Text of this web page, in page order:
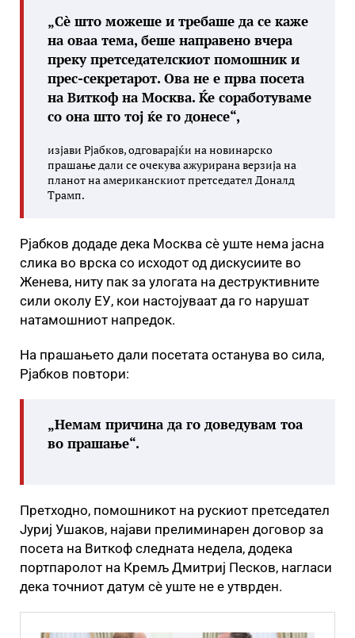
„Сè што можеше и требаше да се каже
на оваа тема, беше направено вчера
преку претседателскиот помошник и
прес-секретарот. Ова не е прва посета
на Виткоф на Москва. Ќе соработуваме
со она што тој ќе го донесе“,
изјави Рјабков, одговарајќи на новинарско
прашање дали се очекува ажурирана верзија на
планот на американскиот претседател Доналд
Трамп.
Рјабков додаде дека Москва сè уште нема јасна
слика во врска со исходот од дискусиите во
Женева, ниту пак за улогата на деструктивните
сили околу ЕУ, кои настојуваат да го нарушат
натамошниот напредок.
На прашањето дали посетата останува во сила,
Рјабков повтори:
„Немам причина да го доведувам тоа
во прашање“.
Претходно, помошникот на рускиот претседател
Јуриј Ушаков, најави прелиминарен договор за
посета на Виткоф следната недела, додека
портпаролот на Кремљ Дмитриј Песков, нагласи
дека точниот датум сè уште не е утврден.